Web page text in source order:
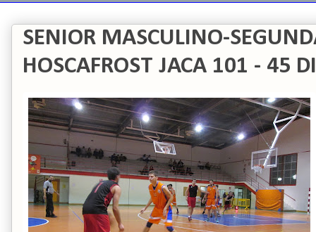
SENIOR MASCULINO-
HOSCAFROST JACA 101 - 45